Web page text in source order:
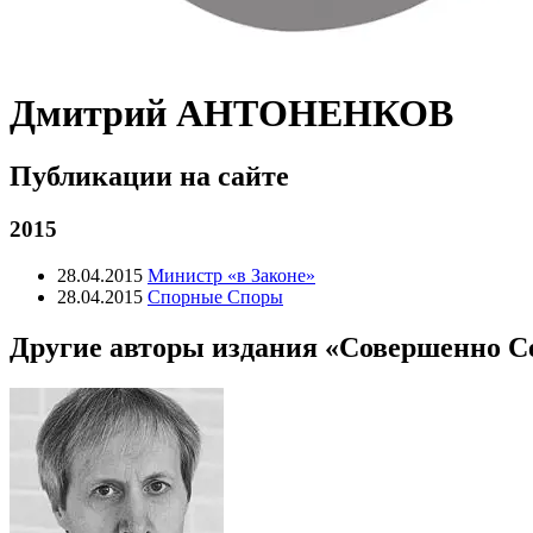
Дмитрий АНТОНЕНКОВ
Публикации на сайте
2015
28.04.2015 Министр «в Законе»
28.04.2015 Спорные Споры
Другие авторы издания «Совершенно